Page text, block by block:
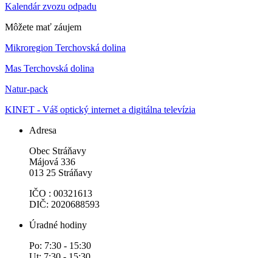
Kalendár zvozu odpadu
Môžete mať záujem
Mikroregion Terchovská dolina
Mas Terchovská dolina
Natur-pack
KINET - Váš optický internet a digitálna televízia
Adresa
Obec Stráňavy
Májová 336
013 25 Stráňavy
IČO : 00321613
DIČ: 2020688593
Úradné hodiny
Po: 7:30 - 15:30